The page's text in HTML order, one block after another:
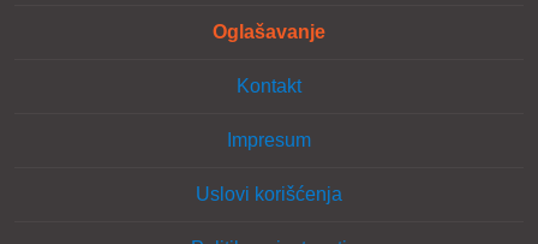
Oglašavanje
Kontakt
Impresum
Uslovi korišćenja